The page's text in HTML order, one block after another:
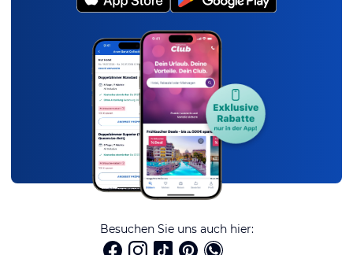
Besuchen Sie uns auch hier: